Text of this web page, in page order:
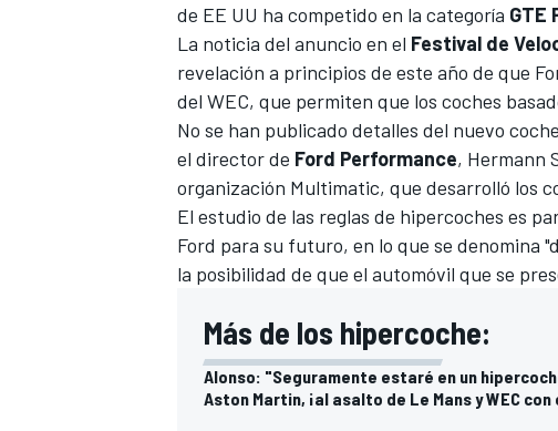
de EE UU ha competido en la categoría GTE
La noticia del anuncio en el Festival de
revelación a principios de este año de que
del WEC, que permiten que los coches
No se han publicado detalles del nuevo
el director de Ford Performance, Hermann
organización Multimatic, que desarrolló los
El estudio de las reglas de hipercoches es
Ford para su futuro, en lo que se denomina
la posibilidad de que el automóvil que se
Más de los hipercoche:
Alonso: "Seguramente estaré en un
Aston Martin, ¡al asalto de Le Mans y WEC